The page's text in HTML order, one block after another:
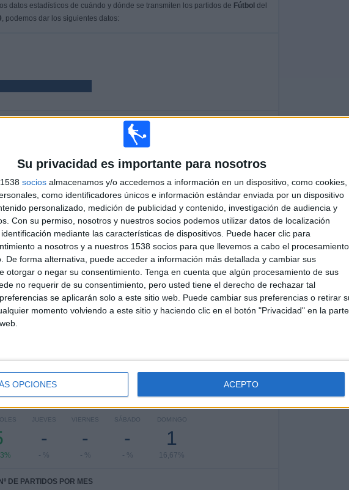
Su privacidad es importante para nosotros
socios almacenamos y/o accedemos a información en un dispositivo, como cookies,
como identificadores únicos e información estándar enviada por un dispositivo
personalizado, medición de publicidad y contenido, investigación de audiencia y
Con su permiso, nosotros y nuestros socios podemos utilizar datos de localización
mediante las características de dispositivos. Puede hacer clic para
a nosotros y a nuestros 1538 socios para que llevemos a cabo el procesamiento
De forma alternativa, puede acceder a información más detallada y cambiar sus
otorgar o negar su consentimiento. Tenga en cuenta que algún procesamiento de sus
no requerir de su consentimiento, pero usted tiene el derecho de rechazar tal
se aplicarán solo a este sitio web. Puede cambiar sus preferencias o retirar
momento volviendo a este sitio y haciendo clic en el botón "Privacidad" en la parte
OPCIONES ACEPTO
datos estadísticos de cuándo y dónde se transmiten los partidos de Fútbol del
, podemos dar los siguientes datos:
3
CANALES TV
2653
SIN PARTIDO
GRATUÍTO
6
CONSECUTIVOS
DE PAGO
TOTAL
3
RIVALES
MÁXIMO
2
VS Bolívar
TOTAL
2
COMPETICIONES
RANKING POR COMPETICIONES
JUEVES
-
- %
VIERNES
-
- %
SÁBADO
-
- %
DOMINGO
1
16,67%
Nº DE PARTIDOS POR MES